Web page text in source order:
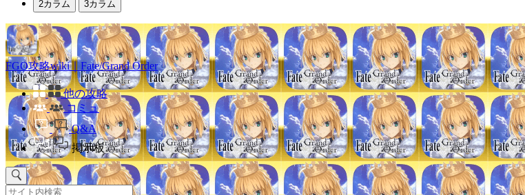
2カラム 3カラム
FGO攻略wiki｜Fate/Grand Order
他の攻略
コミュ
Q&A
掲示板